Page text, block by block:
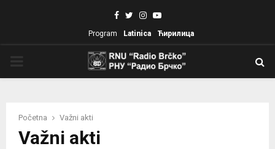
Facebook
TwitterInstagram
Youtube
Program Latinica Ћирилица
Početna Važni akti
Važni akti